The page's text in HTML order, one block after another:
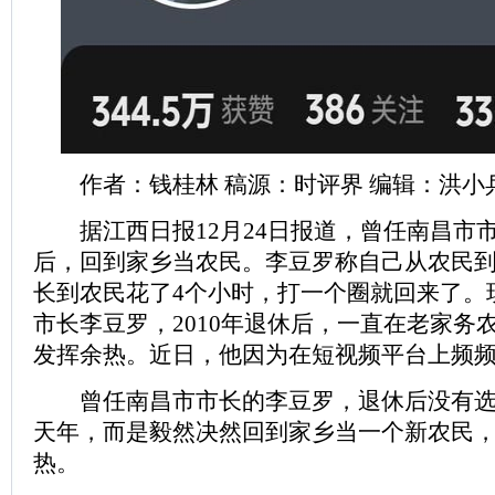
作者：钱桂林 稿源：时评界 编辑：洪小
据江西日报12月24日报道，曾任南昌市
后，回到家乡当农民。李豆罗称自己从农民
长到农民花了4个小时，打一个圈就回来了。
市长李豆罗，2010年退休后，一直在老家务
发挥余热。近日，他因为在短视频平台上频
曾任南昌市市长的李豆罗，退休后没有
天年，而是毅然决然回到家乡当一个新农民
热。